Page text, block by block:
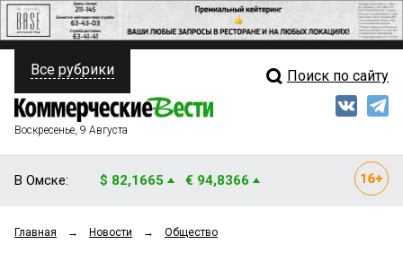
ПОЛИТИКА
ФИНАНСЫ
ОБЩЕСТВО
Свежий выпуск
Все рубрики Поиск по сайту
Воскресенье, 9 Августа
В Омске: $ 82,1665 € 94,8366
Главная → Новости → Общество